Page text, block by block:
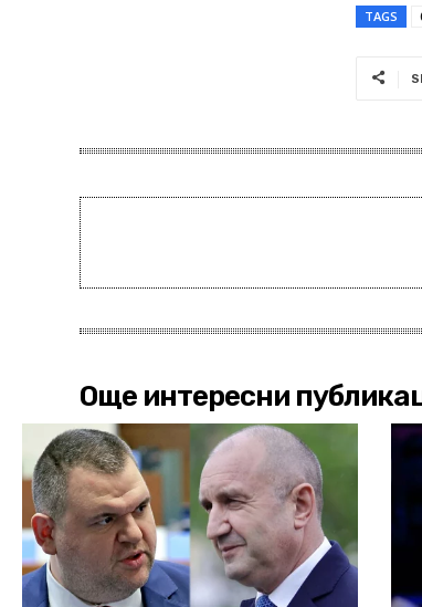
TAGS
Още интересни